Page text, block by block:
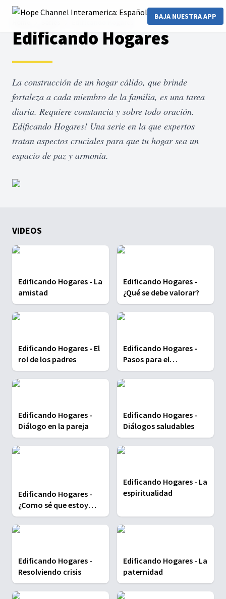
BAJA NUESTRA APP
Edificando Hogares
La construcción de un hogar cálido, que brinde
fortaleza a cada miembro de la familia, es una tarea
diaria. Requiere constancia y sobre todo oración.
Edificando Hogares! Una serie en la que expertos
tratan aspectos cruciales para que tu hogar sea un
espacio de paz y armonía.
VIDEOS
Edificando Hogares - La
amistad
Edificando Hogares -
¿Qué se debe valorar?
Edificando Hogares - El
rol de los padres
Edificando Hogares -
Pasos para el
matrimonio
Edificando Hogares -
Diálogo en la pareja
Edificando Hogares -
Diálogos saludables
Edificando Hogares -
¿Como sé que estoy
listo(a) para tener
novio(a)?
Edificando Hogares - La
espiritualidad
Edificando Hogares -
Resolviendo crisis
Edificando Hogares - La
paternidad